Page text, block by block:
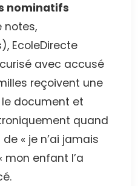
nominatifs
notes,
EcoleDirecte
avec accusé
reçoivent une
document et
quand
« je n’ai jamais
mon enfant l’a